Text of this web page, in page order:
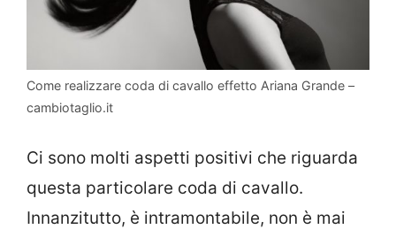
Come realizzare coda di cavallo effetto Ariana Grande –
cambiotaglio.it
Ci sono molti aspetti positivi che riguarda
questa particolare coda di cavallo.
Innanzitutto, è intramontabile, non è mai